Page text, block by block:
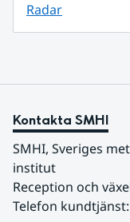
Radar
Kontakta SMHI
SMHI, Sveriges
institut
Reception och
Telefon